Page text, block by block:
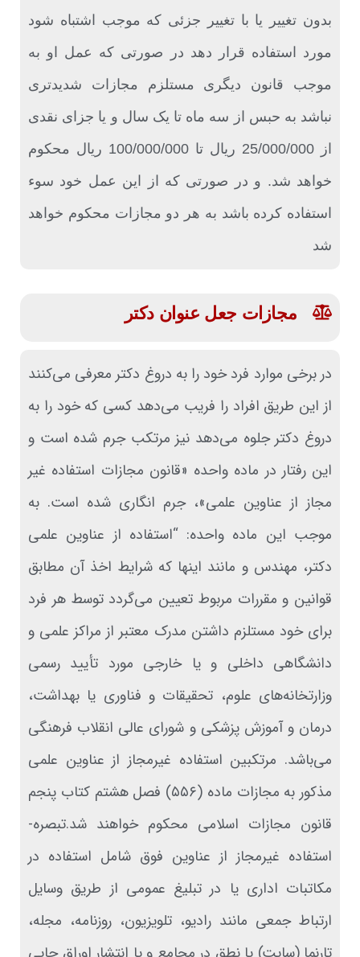
بدون تغییر یا با تغییر جزئی که موجب اشتباه شود
مورد استفاده قرار دهد در صورتی که عمل او به
موجب قانون دیگری مستلزم‌ مجازات شدیدتری
نباشد به حبس از سه ماه تا یک سال و یا جزای نقدی
از 25/000/000 ریال تا 100/000/000 ریال محکوم
خواهد شد. و در صورتی که از این عمل خود سوء‌
استفاده کرده باشد به هر دو مجازات محکوم خواهد
شد
مجازات جعل عنوان دکتر
در برخی موارد فرد خود را به دروغ دکتر معرفی می‌کنند
از این طریق افراد را فریب می‌دهد کسی که خود را به
دروغ دکتر جلوه می‌دهد نیز مرتکب جرم شده است و
این رفتار در ماده واحده «قانون مجازات استفاده غیر
مجاز از عناوین علمی»، جرم انگاری شده است. به
موجب این ماده واحده: “استفاده از عناوین علمی
دکتر، مهندس و مانند اینها که شرایط اخذ آن مطابق
قوانین و مقررات مربوط تعیین می‌گردد توسط هر فرد
برای خود مستلزم داشتن مدرک معتبر از مراکز علمی و
دانشگاهی داخلی و یا خارجی مورد تأیید رسمی
وزارتخانه‌های علوم، تحقیقات و فناوری یا بهداشت،
درمان و آموزش پزشکی و شورای عالی انقلاب فرهنگی
می‌باشد. مرتکبین استفاده غیرمجاز از عناوین علمی
مذکور به مجازات ماده (۵۵۶) فصل هشتم کتاب پنجم
قانون مجازات اسلامی محکوم خواهند شد.تبصره-
استفاده غیرمجاز از عناوین فوق شامل استفاده در
مکاتبات اداری یا در تبلیغ عمومی از طریق وسایل
ارتباط جمعی مانند رادیو، تلویزیون، روزنامه، مجله،